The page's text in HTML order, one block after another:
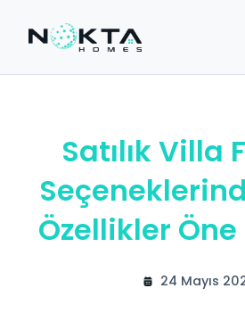
Satılık Villa
Özellikler Öne
24 Mayıs